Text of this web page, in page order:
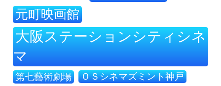
元町映画館
大阪ステーションシティシネ
マ
第七藝術劇場 ＯＳシネマズミント神戸